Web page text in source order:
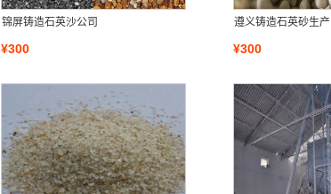
锦屏铸造石英沙公司
¥300
遵义铸造石英砂生产
¥300